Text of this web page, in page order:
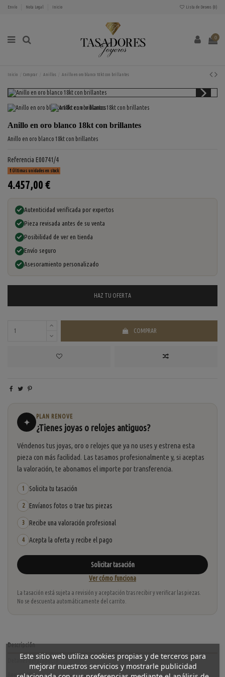
Envío Nota Legal Inicio Lista de Deseos (0)
0
Inicio Comprar Anillos Anillo en oro blanco 18kt con brillantes
Anillo en oro blanco 18kt con brillantes
Anillo en oro blanco 18kt con brillantes
Referencia E00741/4
Últimas unidades en stock
4.457,00 €
Autenticidad verificada por expertos
Pieza revisada antes de su venta
Posibilidad de ver en tienda
Envío seguro
Asesoramiento personalizado
HAZ TU OFERTA
COMPRAR
✦
PLAN RENOVE
¿Tienes joyas o relojes antiguos?
Véndenos tus joyas, oro o relojes que ya no uses y estrena esta
pieza con más facilidad. Las tasamos profesionalmente y, si aceptas
la valoración, te abonamos el importe por transferencia.
1 Solicita tu tasación
2 Envíanos fotos o trae tus piezas
3 Recibe una valoración profesional
4 Acepta la oferta y recibe el pago
Solicitar tasación
Ver cómo funciona
La tasación está sujeta a revisión y aceptación tras recibir y verificar las piezas.
No se descuenta automáticamente del carrito.
Descripción
Detalles del producto
Reviews(0)
Este sitio web utiliza cookies propias y de terceros para
mejorar nuestros servicios y mostrarle publicidad